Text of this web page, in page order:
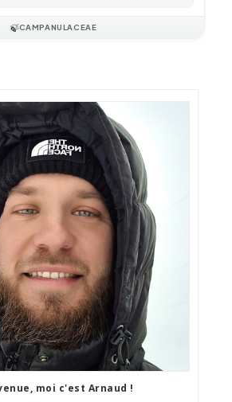
🍃CAMPANULACEAE
moi c'est Arnaud !